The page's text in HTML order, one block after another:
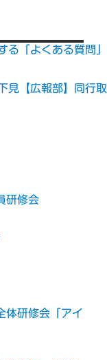
「よくある質問」
見【広報部】同行取
研修会
体研修会「アイ